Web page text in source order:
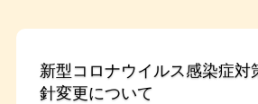
新型コロナウイルス感染症対
針変更について